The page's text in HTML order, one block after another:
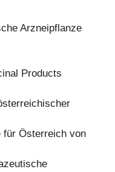
Arzneipflanze
Products
für Österreich von